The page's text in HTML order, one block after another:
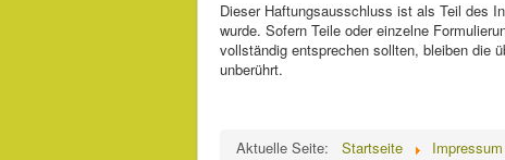
Dieser Haftungsausschluss ist als Teil des
wurde. Sofern Teile oder einzelne
vollständig entsprechen sollten, bleiben die
unberührt.
Aktuelle Seite: Startseite Impressum